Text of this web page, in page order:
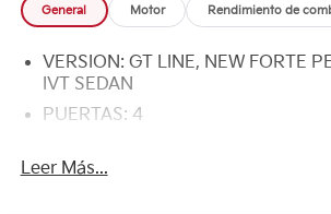
General Motor Rendimiento de
VERSION: GT LINE, NEW FORTE
IVT SEDAN
PUERTAS: 4
Leer Más...